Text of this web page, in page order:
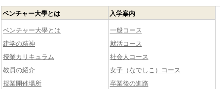
ベンチャー大學とは
ベンチャー大學とは
建学の精神
授業カリキュラム
教員の紹介
授業開催場所
入学案内
一般コース
就活コース
社会人コース
女子（なでしこ）コース
卒業後の進路